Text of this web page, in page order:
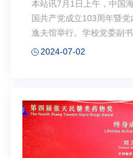
本站讯7月1日上午，中国
国共产党成立103周年暨
逸夫馆举行。学校党委副
在雄壮的国歌声中拉开帷
产党走过的103年光辉历
史，充分证明了中国共产
坚强的领导核心。卢光志
作提出三点希望和要求：
2024-07-02